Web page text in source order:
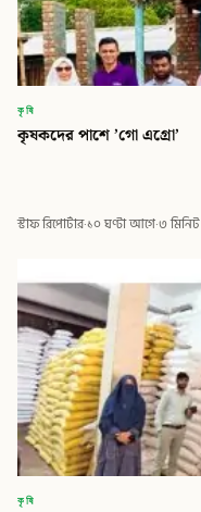
কৃষি
কৃষকদের পাশে ’গো এগ্রো’
স্টাফ রিপোর্টার·১০ ঘণ্টা আগে·৩ মিনিট
কৃষি